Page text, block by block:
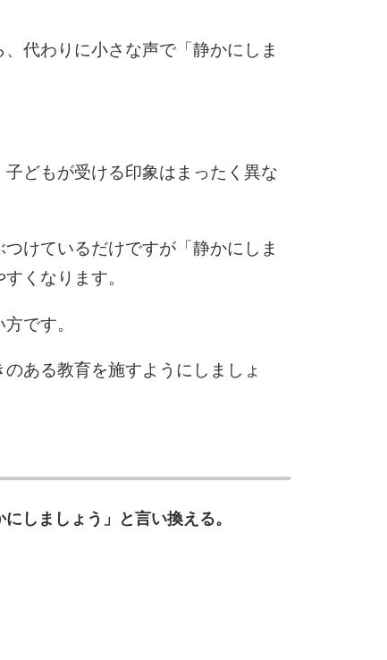
代わりに小さな声で「静かにしま
どもが受ける印象はまったく異な
けているだけですが「静かにしま
くなります。
です。
ある教育を施すようにしましょ
しましょう」と言い換える。